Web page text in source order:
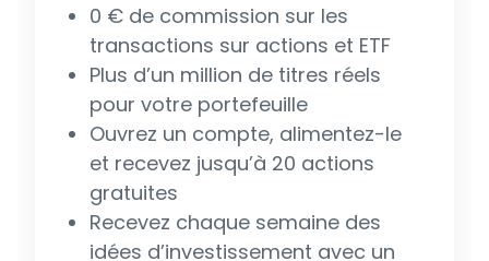
0 € de commission sur les
transactions sur actions et ETF
Plus d’un million de titres réels
pour votre portefeuille
Ouvrez un compte, alimentez-le
et recevez jusqu’à 20 actions
gratuites
Recevez chaque semaine des
idées d’investissement avec un